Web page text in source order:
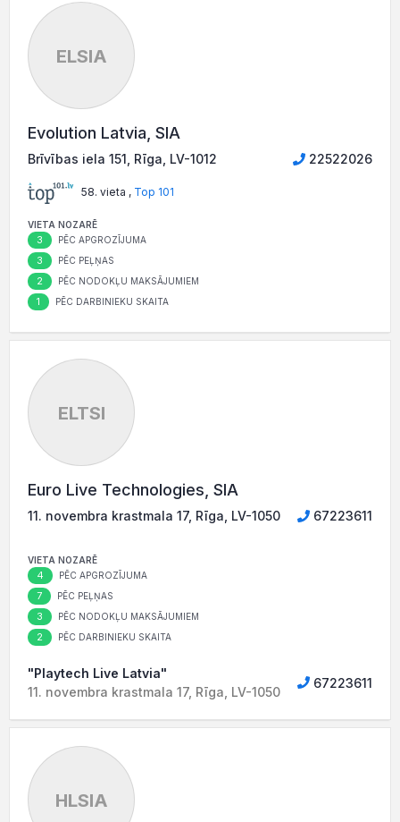
ELSIA
Evolution Latvia, SIA
Brīvības iela 151, Rīga, LV-1012 22522026
58. vieta , Top 101
VIETA NOZARĒ
3 PĒC APGROZĪJUMA
3 PĒC PEĻŅAS
2 PĒC NODOKĻU MAKSĀJUMIEM
1 PĒC DARBINIEKU SKAITA
ELTSI
Euro Live Technologies, SIA
11. novembra krastmala 17, Rīga, LV-1050 67223611
VIETA NOZARĒ
4 PĒC APGROZĪJUMA
7 PĒC PEĻŅAS
3 PĒC NODOKĻU MAKSĀJUMIEM
2 PĒC DARBINIEKU SKAITA
"Playtech Live Latvia"
11. novembra krastmala 17, Rīga, LV-1050
67223611
HLSIA